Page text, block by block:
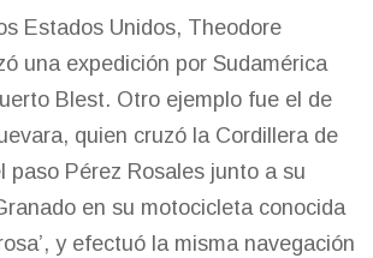
Estados Unidos, Theodore
una expedición por Sudamérica
Blest. Otro ejemplo fue el de
quien cruzó la Cordillera de
paso Pérez Rosales junto a su
en su motocicleta conocida
y efectuó la misma navegación